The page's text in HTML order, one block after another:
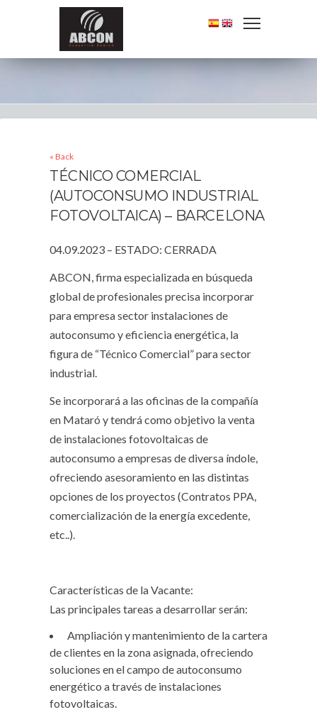
« Back
TÉCNICO COMERCIAL
(AUTOCONSUMO INDUSTRIAL
FOTOVOLTAICA) – BARCELONA
04.09.2023 – ESTADO: CERRADA
ABCON, firma especializada en búsqueda
global de profesionales precisa incorporar
para empresa sector instalaciones de
autoconsumo y eficiencia energética, la
figura de “Técnico Comercial” para sector
industrial.
Se incorporará a las oficinas de la compañía
en Mataró y tendrá como objetivo la venta
de instalaciones fotovoltaicas de
autoconsumo a empresas de diversa índole,
ofreciendo asesoramiento en las distintas
opciones de los proyectos (Contratos PPA,
comercialización de la energía excedente,
etc..).
Características de la Vacante:
Las principales tareas a desarrollar serán:
Ampliación y mantenimiento de la cartera
de clientes en la zona asignada, ofreciendo
soluciones en el campo de autoconsumo
energético a través de instalaciones
fotovoltaicas.